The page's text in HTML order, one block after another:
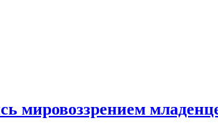
мировоззрением